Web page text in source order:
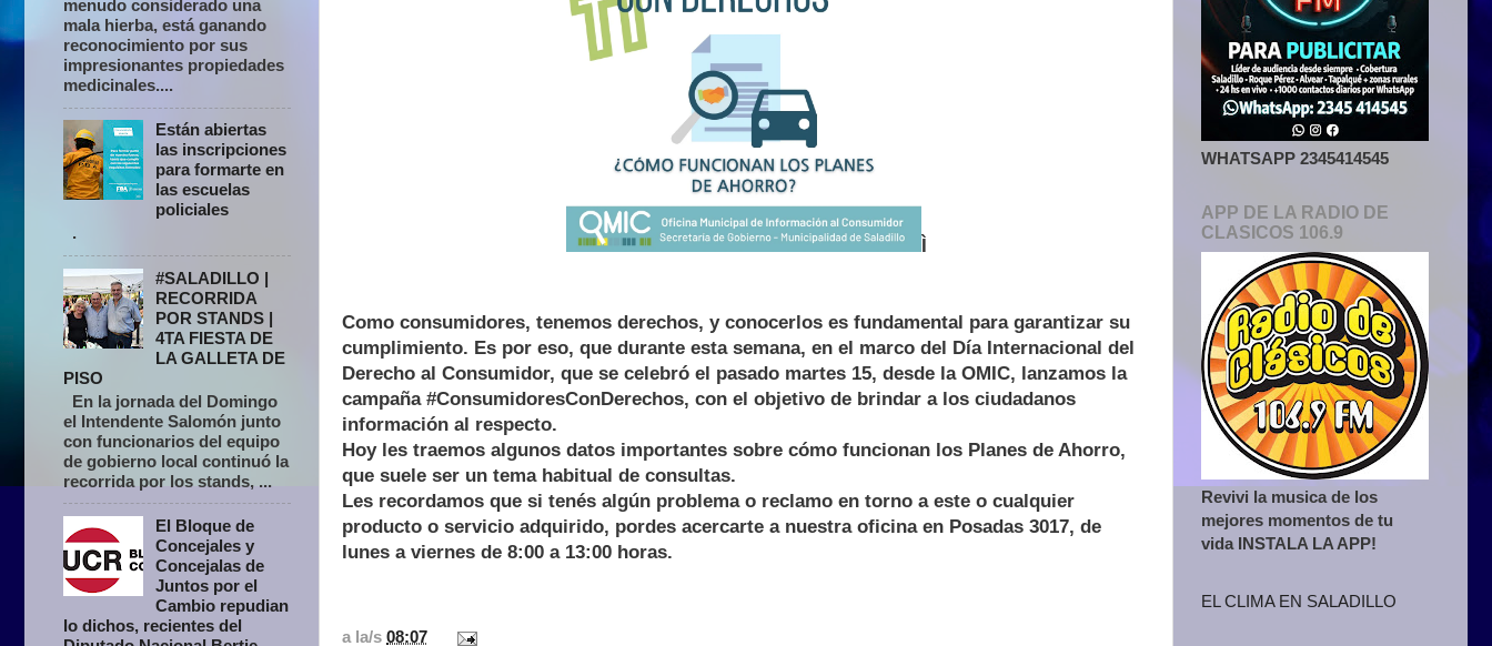
Ì
Como consumidores, tenemos derechos, y conocerlos es fundamental para garantizar su
cumplimiento. Es por eso, que durante esta semana, en el marco del Día Internacional del
Derecho al Consumidor, que se celebró el pasado martes 15, desde la OMIC, lanzamos la
campaña #ConsumidoresConDerechos, con el objetivo de brindar a los ciudadanos
información al respecto.
Hoy les traemos algunos datos importantes sobre cómo funcionan los Planes de Ahorro,
que suele ser un tema habitual de consultas.
Les recordamos que si tenés algún problema o reclamo en torno a este o cualquier
producto o servicio adquirido, pordes acercarte a nuestra oficina en Posadas 3017, de
lunes a viernes de 8:00 a 13:00 horas.
a la/s 08:07
menudo considerado una
mala hierba, está ganando
reconocimiento por sus
impresionantes propiedades
medicinales....
Están abiertas
las inscripciones
para formarte en
las escuelas
policiales
.
#SALADILLO |
RECORRIDA
POR STANDS |
4TA FIESTA DE
LA GALLETA DE
PISO
En la jornada del Domingo
el Intendente Salomón junto
con funcionarios del equipo
de gobierno local continuó la
recorrida por los stands, ...
El Bloque de
Concejales y
Concejalas de
Juntos por el
Cambio repudian
lo dichos, recientes del
WHATSAPP 2345414545
APP DE LA RADIO DE
CLASICOS 106.9
Revivi la musica de los
mejores momentos de tu
vida INSTALA LA APP!
EL CLIMA EN SALADILLO